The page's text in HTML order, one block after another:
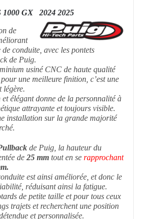
GX 2024 2025
de
conduite, avec les pontets
de Puig.
usiné CNC de haute qualité
une meilleure finition, c’est une
légère.
et élégant donne de la personnalité à
attrayante et toujours visible.
installation sur la grande majorité
de Puig, la hauteur du
de 25 mmtout en se rapprochant
est ainsi améliorée, et donc le
réduisant ainsi la fatigue.
de petite taille et pour tous ceux
trajets et recherchent une position
et personnalisée.